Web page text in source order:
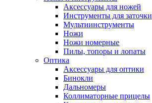
Аксессуары для ножей
Инструменты для заточки
Мультиинструменты
Ножи
Ножи номерные
Пилы, топоры и лопаты
Оптика
Аксессуары для оптики
Бинокли
Дальномеры
Коллиматорные прицелы